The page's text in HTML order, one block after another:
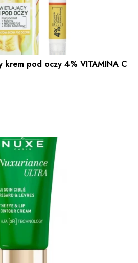
krem pod oczy 4% VITAMINA C